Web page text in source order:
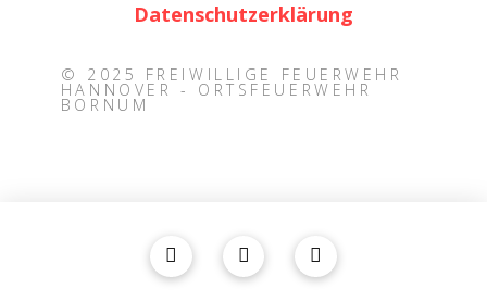
Datenschutzerklärung
© 2025 FREIWILLIGE FEUERWEHR
HANNOVER - ORTSFEUERWEHR
BORNUM